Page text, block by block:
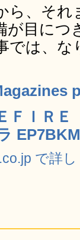
ら、そ
が目につ
では、
ＦＩＲ
で詳